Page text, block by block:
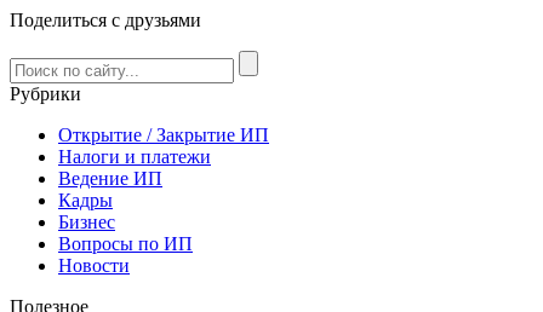
Поделиться с друзьями
Рубрики
Открытие / Закрытие ИП
Налоги и платежи
Ведение ИП
Кадры
Бизнес
Вопросы по ИП
Новости
Полезное